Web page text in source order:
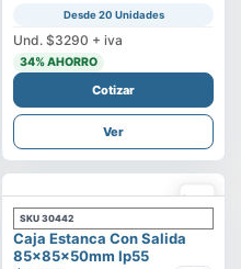
Desde 20 Unidades
Und. $3290 + iva
34% AHORRO
Cotizar
Ver
SKU 30442
Caja Estanca Con Salida
85x85x50mm Ip55